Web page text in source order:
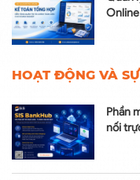
HOẠT ĐỘNG VÀ
Phần
nối